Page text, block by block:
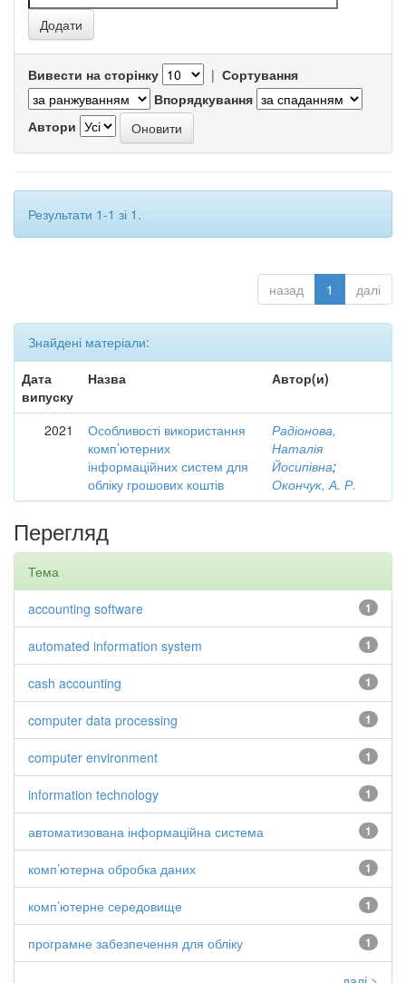
Вивести на сторінку | Сортування
Впорядкування
Автори
Результати 1-1 зі 1.
назад 1 далі
Знайдені матеріали:
Дата
випуску
Назва Автор(и)
2021
Особливості використання
комп’ютерних
інформаційних систем для
обліку грошових коштів
Радіонова,
Наталія
Йосипівна;
Окончук, А. Р.
Перегляд
Тема
1
accounting software
1
automated information system
1
cash accounting
1
computer data processing
1
computer environment
1
information technology
1
автоматизована інформаційна система
1
комп’ютерна обробка даних
1
комп’ютерне середовище
1
програмне забезпечення для обліку